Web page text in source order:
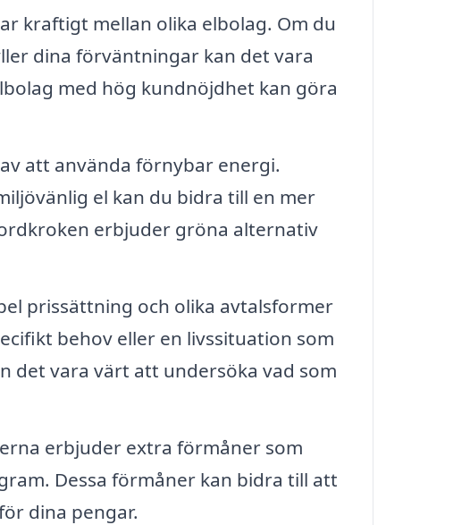
kraftigt mellan olika elbolag. Om du
dina förväntningar kan det vara
med hög kundnöjdhet kan göra
att använda förnybar energi.
el kan du bidra till en mer
erbjuder gröna alternativ
prissättning och olika avtalsformer
behov eller en livssituation som
det vara värt att undersöka vad som
erbjuder extra förmåner som
Dessa förmåner kan bidra till att
dina pengar.